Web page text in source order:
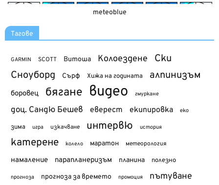
meteoblue
Тагове
GARMIN SCOTT Витоша Колоездене Ски
Сноуборд Сърф Хижа на годината алпинизъм
боровец бягане видео гмуркане
доц. Сандю Бешев еверест екипировка еко
зима игра изкачване интервю история
катерене колело маратон метеорология
намаление парапланеризъм планина полезно
прогноза прогноза за времето промоция пътуване